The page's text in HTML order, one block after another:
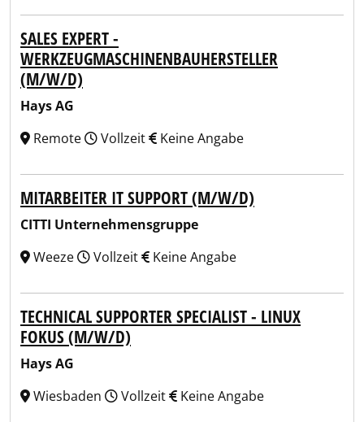
SALES EXPERT -
WERKZEUGMASCHINENBAUHERSTELLER
(M/W/D)
Hays AG
Remote
Vollzeit Keine Angabe
MITARBEITER IT SUPPORT (M/W/D)
CITTI Unternehmensgruppe
Weeze
Vollzeit Keine Angabe
TECHNICAL SUPPORTER SPECIALIST - LINUX
FOKUS (M/W/D)
Hays AG
Wiesbaden
Vollzeit Keine Angabe